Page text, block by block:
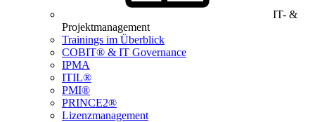
IT- &
Projektmanagement
Trainings im Überblick
COBIT® & IT Governance
IPMA
ITIL®
PMI®
PRINCE2®
Lizenzmanagement